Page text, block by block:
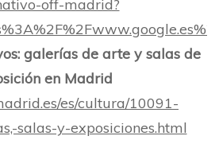
off-madrid?
galerías de arte y salas de
en Madrid
es/cultura/10091-
salas-y-exposiciones.html